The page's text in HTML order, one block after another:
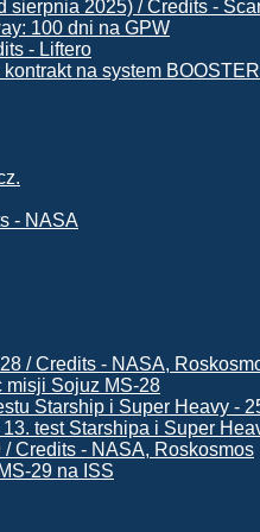
100 dni na GPW
kontrakt na system BOOSTER
misji Sojuz MS-28
test Starshipa i Super
29 na ISS